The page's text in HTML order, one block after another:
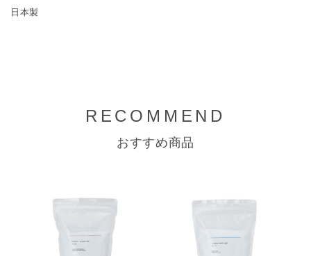
日本製
RECOMMEND
おすすめ商品